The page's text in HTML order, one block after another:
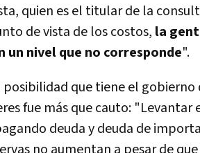
quien es el titular de la
de vista de los costos, la
un nivel que no corresponde".
que tiene el
fue más que cauto: "Levantar
deuda y deuda de